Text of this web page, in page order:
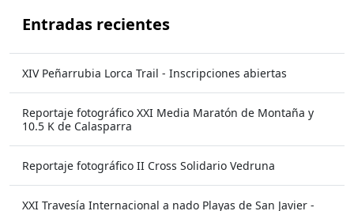
Entradas recientes
XIV Peñarrubia Lorca Trail - Inscripciones abiertas
Reportaje fotográfico XXI Media Maratón de Montaña y
10.5 K de Calasparra
Reportaje fotográfico II Cross Solidario Vedruna
XXI Travesía Internacional a nado Playas de San Javier -